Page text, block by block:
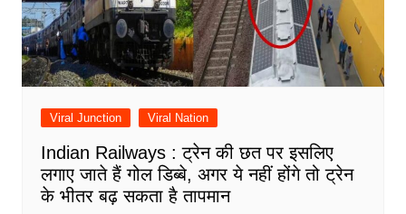
Viral Junction Viral Nation
Indian Railways : ट्रेन की छत पर इसलिए
लगाए जाते हैं गोल डिब्बे, अगर ये नहीं होंगे तो ट्रेन
के भीतर बढ़ सकता है तापमान